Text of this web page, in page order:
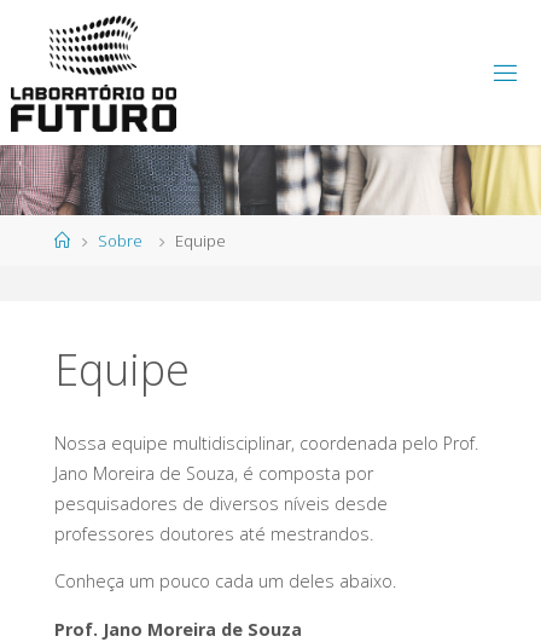
content
RAT
ÓRI
O D
HomeSobre Equipe
Equipe
Nossa equipe multidisciplinar, coordenada pelo Prof.
Jano Moreira de Souza, é composta por
pesquisadores de diversos níveis desde
professores doutores até mestrandos.
Conheça um pouco cada um deles abaixo.
Prof. Jano Moreira de Souza